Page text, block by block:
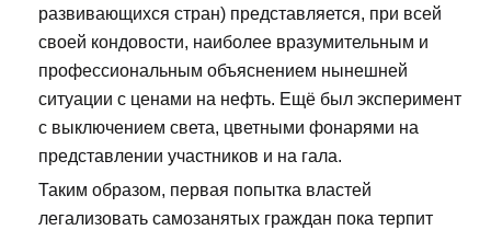
развивающихся стран) представляется, при всей
своей кондовости, наиболее вразумительным и
профессиональным объяснением нынешней
ситуации с ценами на нефть. Ещё был эксперимент
с выключением света, цветными фонарями на
представлении участников и на гала.
Таким образом, первая попытка властей
легализовать самозанятых граждан пока терпит